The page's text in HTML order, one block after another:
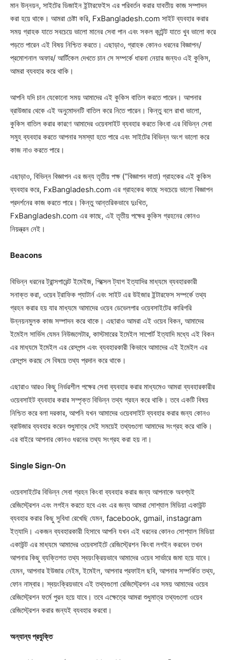
মান উন্নয়ন, সাইটের ডিজাইন ইন্টারফেইস এর পরিবর্তন করার যাবতীয় কাজ সম্পাদন
করা হয়ে থাকে। আমরা চেষ্টা করি, FxBangladesh.com সাইট ব্যবহার করার
সময় গ্রাহক যাতে সবচেয়ে ভালো মানের সেবা পান এবং সকল কন্টেন্ট যাতে খুব ভালো করে
পড়তে পারেন এই বিষয় নিশ্চিত করতে। এছাড়াও, গ্রাহক কোনও ধরনের বিজ্ঞাপন/
প্রমোশনাল অফার/ আর্টিকেল দেখতে চান সে সম্পর্কে ধারনা নেয়ার জন্যও এই কুকিস,
আমরা ব্যবহার করে থাকি।
আপনি যদি চান যেকোনো সময় আমাদের এই কুকিস বাতিল করতে পারেন। আপনার
ব্রাউজার থেকে এই অনুমোদনটি বাতিল করে নিতে পারেন। কিন্তু বলে রাখা ভালো,
কুকিস বাতিল করার কারণে আমাদের ওয়েবসাইট ব্যবহার করতে কিংবা এর বিভিন্ন সেবা
সমুহ ব্যবহার করতে আপনার সমস্যা হতে পারে এবং সাইটের বিভিন্ন অংশ ভালো করে
কাজ নাও করতে পারে।
এছাড়াও, বিভিন্ন বিজ্ঞাপন এর জন্য তৃতীয় পক্ষ (“বিজ্ঞাপন দাতা) গ্রাহকের এই কুকিস
ব্যবহার করে, FxBangladesh.com এর গ্রাহকের কাছে সবচেয়ে ভালো বিজ্ঞাপন
প্রদর্শনের কাজ করতে পারে। কিন্তু আন্তরিকভাবে দুঃখিত,
FxBangladesh.com এর কাছে, এই তৃতীয় পক্ষের কুকিস গ্রহনের কোনও
নিয়ন্ত্রন নেই।
Beacons
বিভিন্ন ধরনের ট্রান্সপারেন্ট ইমেইজ, পিক্সেল ট্যাগ ইত্যাদির মাধ্যমে ব্যবহারকারী
সনাক্ত করা, ওয়েব ট্রাফিক প্যাটার্ন এবং সাইট এর উইজার ইন্টারফেস সম্পর্কে তথ্য
গ্রহন করার হয় যার মাধ্যমে আমাদের ওয়েব ডেভেলপার ওয়েবসাইটের কারিগরি
উন্নয়নমুলক কাজ সম্পাদন করে থাকে। এছারাও আমরা এই ওয়েব বিকন, আমাদের
ইমেইল সার্ভিস যেমন নিউজলেটার, কাস্টমারের ইমেইল সাপোর্ট ইত্যাদি মধ্যে এই বিকন
এর মাধ্যমে ইমেইল এর রেসপন্স এবং ব্যবহারকারী কিভাবে আমাদের এই ইমেইল এর
রেসপন্স করছে সে বিষয়ে তথ্য প্রদান করে থাকে।
এছারাও আরও কিছু নির্ভরশীল পক্ষের সেবা ব্যবহার করার মাধ্যমেও আমরা ব্যবহারকারীর
ওয়েবসাইট ব্যবহার করার সম্পৃক্ত বিভিন্ন তথ্য গ্রহন করে থাকি। তবে একটি বিষয়
নিশ্চিত করে বলা দরকার, আপনি যখন আমাদের ওয়েবসাইট ব্যবহার করার জন্য কোনও
ব্রাউজার ব্যবহার করেন শুধুমাত্র সেই সময়েই তথ্যগুলো আমাদের সংগ্রহ করে থাকি।
এর বাইরে আপনার কোনও ধরনের তথ্য সংগ্রহ করা হয় না।
Single Sign-On
ওয়েবসাইটের বিভিন্ন সেবা গ্রহন কিংবা ব্যবহার করার জন্য আপনাকে অবশ্যই
রেজিস্ট্রেশন এবং লগইন করতে হবে এবং এর জন্য আমরা সোশ্যাল মিডিয়া একাউন্ট
ব্যবহার করার কিছু সুবিধা রেখেছি যেমন, facebook, gmail, instagram
ইত্যাদি। একজন ব্যবহারকারী হিসাবে আপনি যখন এই ধরনের কোনও সোশ্যাল মিডিয়া
একাউন্ট এর মাধ্যমে আমাদের ওয়েবসাইটে রেজিস্ট্রেশন কিংবা লগইন করবেন তখন
আপনার কিছু ব্যক্তিগত তথ্য স্বয়ংক্রিয়ভাবে আমাদের ওয়েব সার্ভারে জমা হয়ে যাবে।
যেমন, আপনার ইউজার নেইম, ইমেইল, আপনার প্রফাইল ছবি, আপনার সম্পর্কিত তথ্য,
ফোন নাম্বার। স্বয়ংক্রিয়ভাবে এই তথ্যগুলো রেজিস্ট্রেশন এর সময় আমাদের ওয়েব
রেজিস্ট্রেশন ফর্মে পুরন হয়ে যাবে। তবে এক্ষেত্রে আমরা শুধুমাত্র তথ্যগুলো ওয়েব
রেজিস্ট্রেশন করার জন্যই ব্যবহার করবো।
অন্যান্য প্রযুক্তি